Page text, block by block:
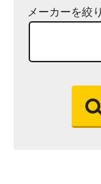
メーカーを絞